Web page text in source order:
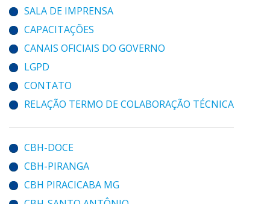
SALA DE IMPRENSA
CAPACITAÇÕES
CANAIS OFICIAIS DO GOVERNO
LGPD
CONTATO
RELAÇÃO TERMO DE COLABORAÇÃO TÉCNICA
CBH-DOCE
CBH-PIRANGA
CBH PIRACICABA MG